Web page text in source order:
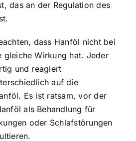
das an der Regulation des
dass Hanföl nicht bei
gleiche Wirkung hat. Jeder
und reagiert
auf die
Es ist ratsam, vor der
als Behandlung für
oder Schlafstörungen